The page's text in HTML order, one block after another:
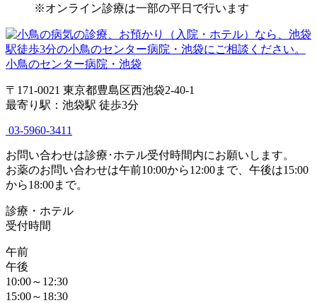
※オンライン診療は一部の平日で行います
小鳥のセンター病院・池袋
〒171-0021 東京都豊島区西池袋2-40-1
最寄り駅：池袋駅 徒歩3分
03-5960-3411
お問い合わせは診療･ホテル受付時間内にお願いします。
お薬のお問い合わせは午前10:00から12:00まで、午後は15:00
から18:00まで。
診療・ホテル
受付時間
午前
午後
10:00～12:30
15:00～18:30